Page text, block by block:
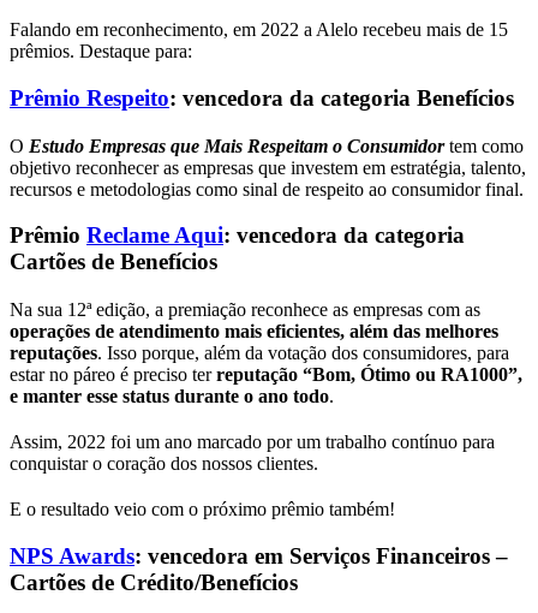
Falando em reconhecimento, em 2022 a Alelo recebeu mais de 15
prêmios. Destaque para:
Prêmio Respeito: vencedora da categoria Benefícios
O Estudo Empresas que Mais Respeitam o Consumidortem como
objetivo reconhecer as empresas que investem em estratégia, talento,
recursos e metodologias como sinal de respeito ao consumidor final.
Prêmio Reclame Aqui: vencedora da categoria
Cartões de Benefícios
Na sua 12ª edição, a premiação reconhece as empresas com as
operações de atendimento mais eficientes, além das melhores
reputações. Isso porque, além da votação dos consumidores, para
estar no páreo é preciso terreputação “Bom, Ótimo ou RA1000”,
e manter esse status durante o ano todo.
Assim, 2022 foi um ano marcado por um trabalho contínuo para
conquistar o coração dos nossos clientes.
E o resultado veio com o próximo prêmio também!
NPS Awards: vencedora em Serviços Financeiros –
Cartões de Crédito/Benefícios